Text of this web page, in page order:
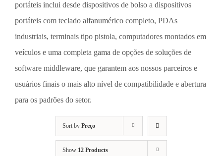
portáteis inclui desde dispositivos de bolso a dispositivos
portáteis com teclado alfanumérico completo, PDAs
industriais, terminais tipo pistola, computadores montados em
veículos e uma completa gama de opções de soluções de
software middleware, que garantem aos nossos parceiros e
usuários finais o mais alto nível de compatibilidade e abertura
para os padrões do setor.
Sort by Preço
Show 12 Products